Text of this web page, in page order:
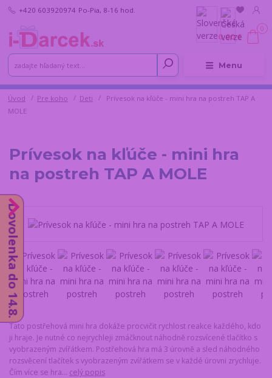
Menu
+420 603920974 Po-Pia, 8-16 hod.
0
0,00 €
Úvod Pre koho Deti
Prívesok na kľúče - mini hra na postreh TAP A
MOLE
Prívesok na kľúče - mini hra
na postreh TAP A MOLE
Tato postřehová mini hra dokáže procvičit rychlost reakce každého, kdo
ji hraje. Je nutné co nejrychleji zmáčknout náhodně rozsvícené tlačítko s
vyobrazeným zvířátkem. Postřehová hra má 3 úrovně a sled náhodného
rozsvěcení tlačítek s vyobrazeným zvířátkem se v každé úrovni zrychluje.
Čím více se hra... celý popis
Dovolenka do 14.8.